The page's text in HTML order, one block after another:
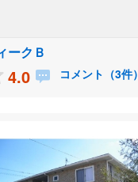
ークＢ
4.0 コメント（3件）